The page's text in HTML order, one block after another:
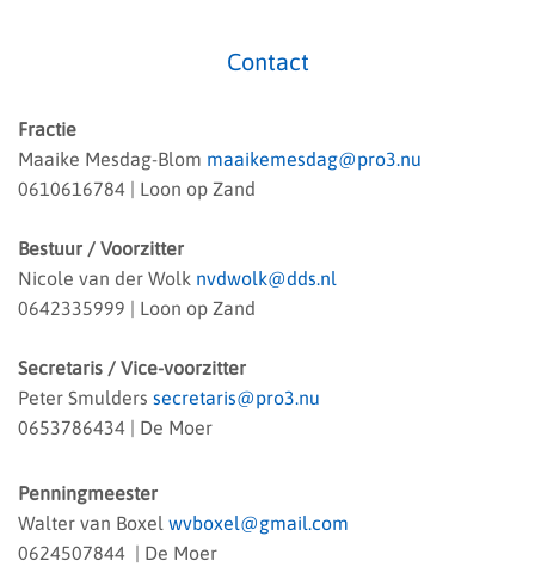
Contact
Fractie
Maaike Mesdag-Blom maaikemesdag@pro3.nu
0610616784 | Loon op Zand
Bestuur / Voorzitter
Nicole van der Wolk nvdwolk@dds.nl
0642335999 | Loon op Zand
Secretaris / Vice-voorzitter
Peter Smulders secretaris@pro3.nu
0653786434 | De Moer
Penningmeester
Walter van Boxel wvboxel@gmail.com
0624507844 | De Moer